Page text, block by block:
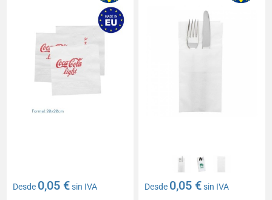
Desde 0,05 €sin IVA Desde 0,05 €sin IVA